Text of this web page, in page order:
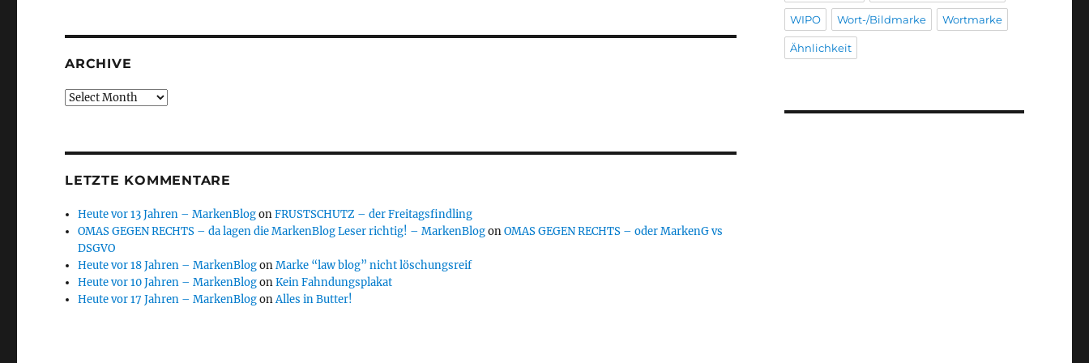
ARCHIVE
Archive
LETZTE KOMMENTARE
Heute vor 13 Jahren – MarkenBlogonFRUSTSCHUTZ – der Freitagsfindling
OMAS GEGEN RECHTS – da lagen die MarkenBlog Leser richtig! – MarkenBlogonOMAS GEGEN RECHTS – oder MarkenG vs
DSGVO
Heute vor 18 Jahren – MarkenBlogonMarke “law blog” nicht löschungsreif
Heute vor 10 Jahren – MarkenBlogonKein Fahndungsplakat
Heute vor 17 Jahren – MarkenBlogonAlles in Butter!
WIPO Wort-/Bildmarke Wortmarke
Ähnlichkeit